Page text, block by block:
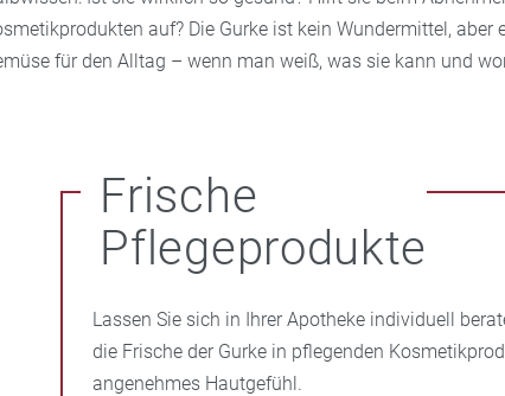
auf? Die Gurke ist kein Wundermittel,
für den Alltag – wenn man weiß, was sie kann und
Frische
Pflegeprodukte
Lassen Sie sich in Ihrer Apotheke individuell
die Frische der Gurke in pflegenden
angenehmes Hautgefühl.